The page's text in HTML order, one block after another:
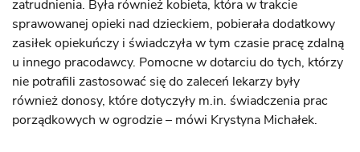
zatrudnienia. Była również kobieta, która w trakcie
sprawowanej opieki nad dzieckiem, pobierała dodatkowy
zasiłek opiekuńczy i świadczyła w tym czasie pracę zdalną
u innego pracodawcy. Pomocne w dotarciu do tych, którzy
nie potrafili zastosować się do zaleceń lekarzy były
również donosy, które dotyczyły m.in. świadczenia prac
porządkowych w ogrodzie – mówi Krystyna Michałek.